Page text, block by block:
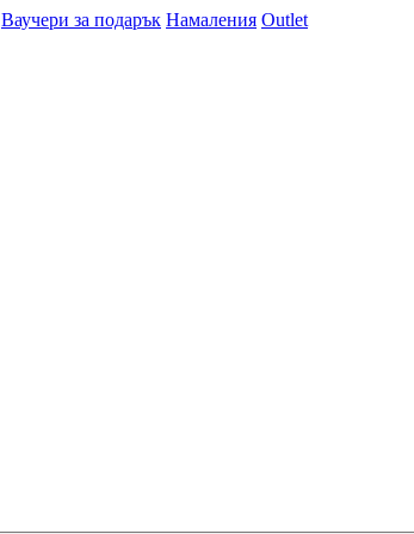
Ваучери за подарък Намаления Outlet